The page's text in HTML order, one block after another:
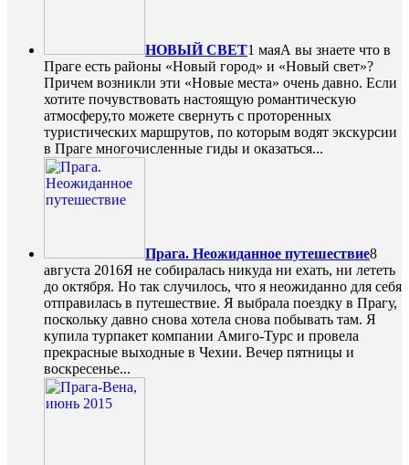
НОВЫЙ СВЕТ1 маяА вы знаете что в
Праге есть районы «Новый город» и «Новый свет»?
Причем возникли эти «Новые места» очень давно. Если
хотите почувствовать настоящую романтическую
атмосферу,то можете свернуть с проторенных
туристических маршрутов, по которым водят экскурсии
в Праге многочисленные гиды и оказаться...
Прага. Неожиданное путешествие8
августа 2016Я не собиралась никуда ни ехать, ни лететь
до октября. Но так случилось, что я неожиданно для себя
отправилась в путешествие. Я выбрала поездку в Прагу,
поскольку давно снова хотела снова побывать там. Я
купила турпакет компании Амиго-Турс и провела
прекрасные выходные в Чехии. Вечер пятницы и
воскресенье...